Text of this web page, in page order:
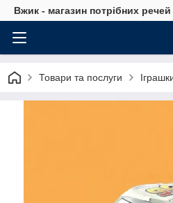
Вжик - магазин потрiбних речей
Товари та послуги